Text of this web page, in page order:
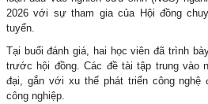
2026 với sự tham gia của Hội đồng
tuyển.
Tại buổi đánh giá, hai học viên đã trình
trước hội đồng. Các đề tài tập trung vào
đại, gắn với xu thế phát triển công
công nghiệp.